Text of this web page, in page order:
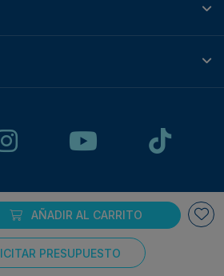
AÑADIR AL CARRITO
PRESUPUESTO
© Plotteralia
seguros con: